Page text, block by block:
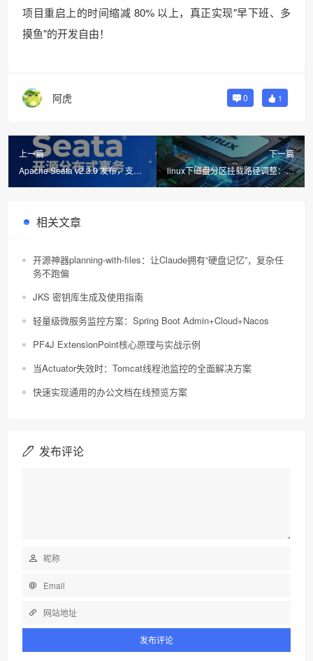
项目重启上的时间缩减 80% 以上，真正实现"早下班、多
摸鱼"的开发自由！
阿虎 0 1
上一篇
Apache Seata v2.3.0 发布，支持
下一篇
linux下磁盘分区挂载路径调整：从
UUID目录到自定义目录
相关文章
开源神器planning-with-files：让Claude拥有“硬盘记忆”，复杂任
务不跑偏
JKS 密钥库生成及使用指南
轻量级微服务监控方案：Spring Boot Admin+Cloud+Nacos
PF4J ExtensionPoint核心原理与实战示例
当Actuator失效时：Tomcat线程池监控的全面解决方案
快速实现通用的办公文档在线预览方案
发布评论